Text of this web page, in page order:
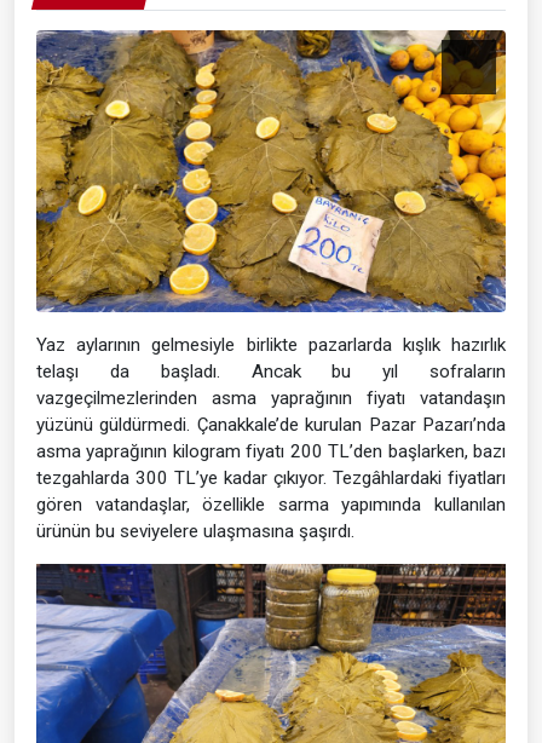
Yaz aylarının gelmesiyle birlikte pazarlarda kışlık hazırlık
telaşı da başladı. Ancak bu yıl sofraların
vazgeçilmezlerinden asma yaprağının fiyatı vatandaşın
yüzünü güldürmedi. Çanakkale’de kurulan Pazar Pazarı’nda
asma yaprağının kilogram fiyatı 200 TL’den başlarken, bazı
tezgahlarda 300 TL’ye kadar çıkıyor. Tezgâhlardaki fiyatları
gören vatandaşlar, özellikle sarma yapımında kullanılan
ürünün bu seviyelere ulaşmasına şaşırdı.